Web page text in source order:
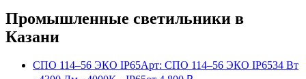
Промышленные светильники в
Казани
СПО 114–56 ЭКО IP65Арт: СПО 114–56 ЭКО IP6534 Вт